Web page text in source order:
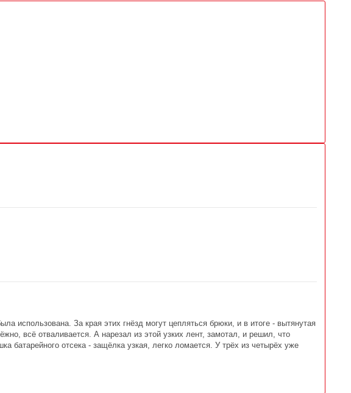
использована. За края этих гнёзд могут цепляться брюки, и в итоге - вытянутая
всё отваливается. А нарезал из этой узких лент, замотал, и решил, что
батарейного отсека - защёлка узкая, легко ломается. У трёх из четырёх уже